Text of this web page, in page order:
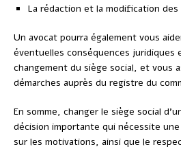
La rédaction et la modification
Un avocat pourra également vous
éventuelles conséquences juridiques
changement du siège social, et vous
démarches auprès du registre du
En somme, changer le siège social
décision importante qui nécessite
sur les motivations, ainsi que le